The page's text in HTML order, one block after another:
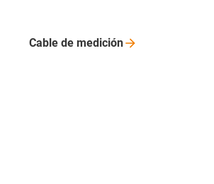
Cable de medición